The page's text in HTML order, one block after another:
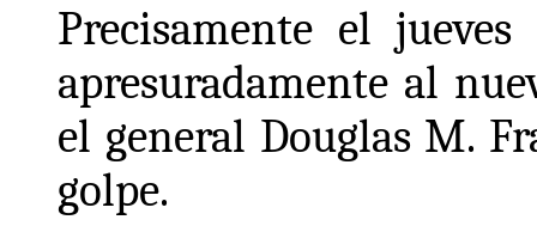
Precisamente el
apresuradamente al
el general Douglas M.
golpe.